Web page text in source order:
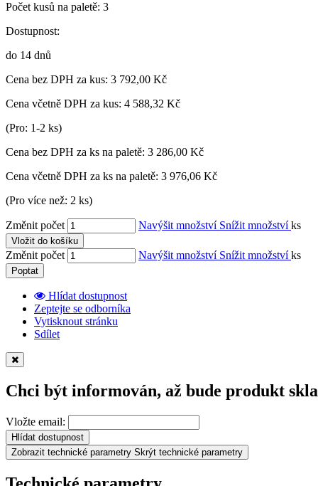
Počet kusů na paletě: 3
Dostupnost:
do 14 dnů
Cena bez DPH za kus: 3 792,00 Kč
Cena včetně DPH za kus: 4 588,32 Kč
(Pro: 1-2 ks)
Cena bez DPH za ks na paletě: 3 286,00 Kč
Cena včetně DPH za ks na paletě: 3 976,06 Kč
(Pro více než: 2 ks)
Změnit počet Navýšit množství Snížit množstvíks
Vložit do košíku
Změnit počet Navýšit množství Snížit množstvíks
Poptat
Hlídat dostupnost
Zeptejte se odborníka
Vytisknout stránku
Sdílet
Chci být informován, až bude produkt
Vložte email:
Hlídat dostupnost
Zobrazit technické parametry Skrýt technické parametry